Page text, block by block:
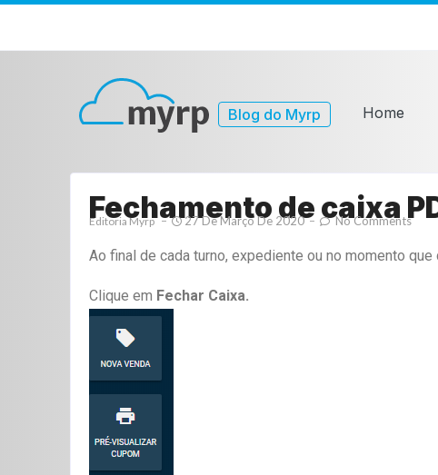
Blog do Myrp Home
Fechamento de caixa
Editoria Myrp 27 De Março De 2020 No Comments
Ao final de cada turno, expediente ou no momento
Clique em Fechar Caixa.